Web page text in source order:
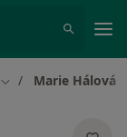
Změna města
Marie Hálová